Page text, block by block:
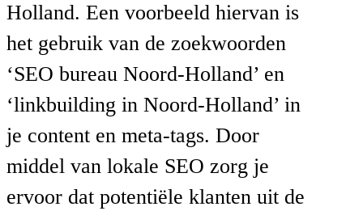
Holland. Een voorbeeld hiervan is
het gebruik van de zoekwoorden
‘SEO bureau Noord-Holland’ en
‘linkbuilding in Noord-Holland’ in
je content en meta-tags. Door
middel van lokale SEO zorg je
ervoor dat potentiële klanten uit de